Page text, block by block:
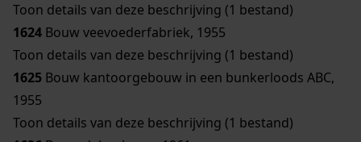
Toon details van deze beschrijving (1 bestand)
1624 Bouw veevoederfabriek, 1955
Toon details van deze beschrijving (1 bestand)
1625 Bouw kantoorgebouw in een bunkerloods ABC,
1955
Toon details van deze beschrijving (1 bestand)